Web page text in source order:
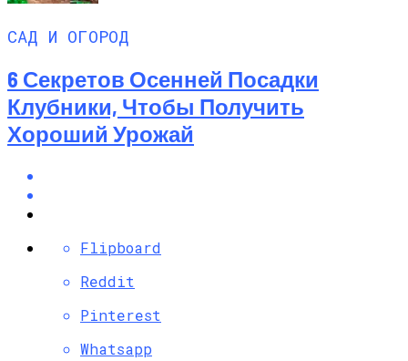
САД И ОГОРОД
6 Секретов Осенней Посадки
Клубники, Чтобы Получить
Хороший Урожай
Flipboard
Reddit
Pinterest
Whatsapp